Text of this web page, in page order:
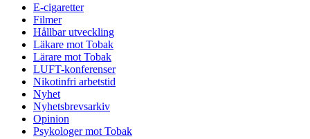
E-cigaretter
Filmer
Hållbar utveckling
Läkare mot Tobak
Lärare mot Tobak
LUFT-konferenser
Nikotinfri arbetstid
Nyhet
Nyhetsbrevsarkiv
Opinion
Psykologer mot Tobak